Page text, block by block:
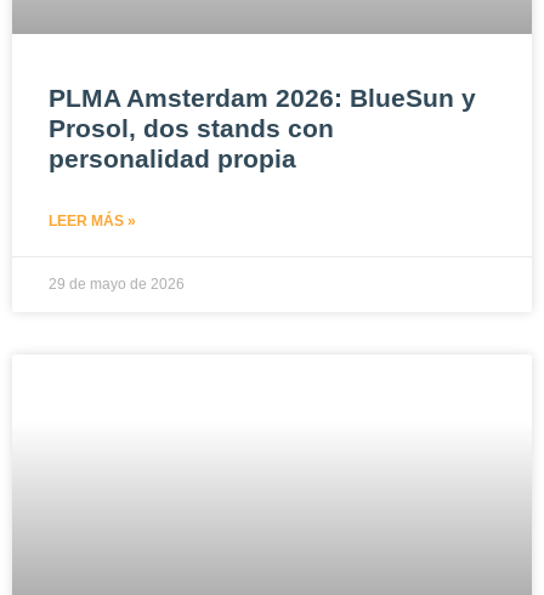
PLMA Amsterdam 2026: BlueSun y
Prosol, dos stands con
personalidad propia
LEER MÁS »
29 de mayo de 2026